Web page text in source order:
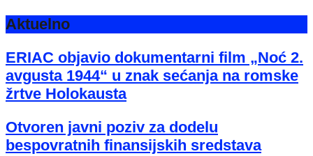
Aktuelno
ERIAC objavio dokumentarni film „Noć 2.
avgusta 1944“ u znak sećanja na romske
žrtve Holokausta
Otvoren javni poziv za dodelu
bespovratnih finansijskih sredstava